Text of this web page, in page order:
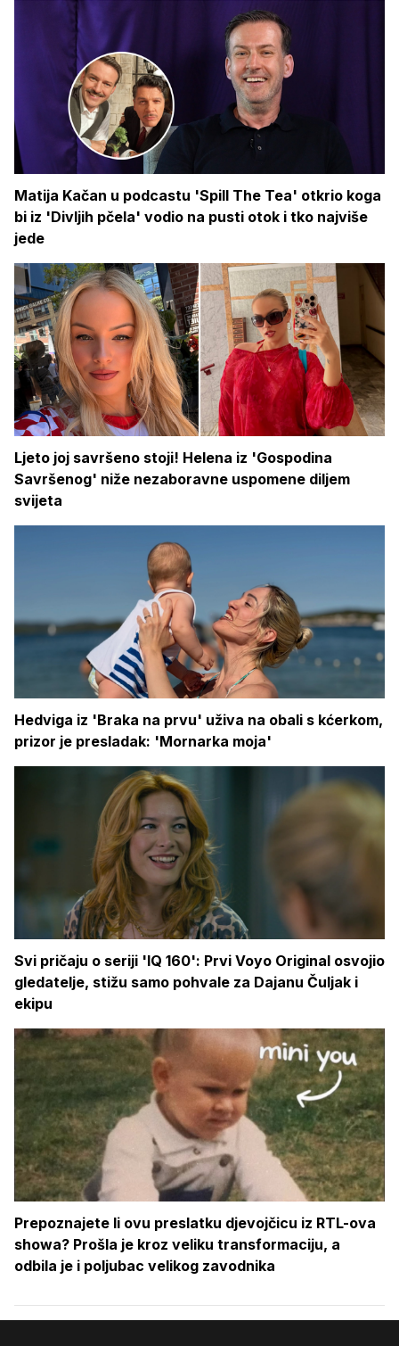
Matija Kačan u podcastu 'Spill The Tea' otkrio koga
bi iz 'Divljih pčela' vodio na pusti otok i tko najviše
jede
Ljeto joj savršeno stoji! Helena iz 'Gospodina
Savršenog' niže nezaboravne uspomene diljem
svijeta
Hedviga iz 'Braka na prvu' uživa na obali s kćerkom,
prizor je presladak: 'Mornarka moja'
Svi pričaju o seriji 'IQ 160': Prvi Voyo Original osvojio
gledatelje, stižu samo pohvale za Dajanu Čuljak i
ekipu
Prepoznajete li ovu preslatku djevojčicu iz RTL-ova
showa? Prošla je kroz veliku transformaciju, a
odbila je i poljubac velikog zavodnika